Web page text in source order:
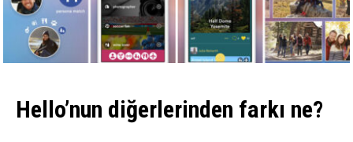
Hello’nun diğerlerinden farkı ne?